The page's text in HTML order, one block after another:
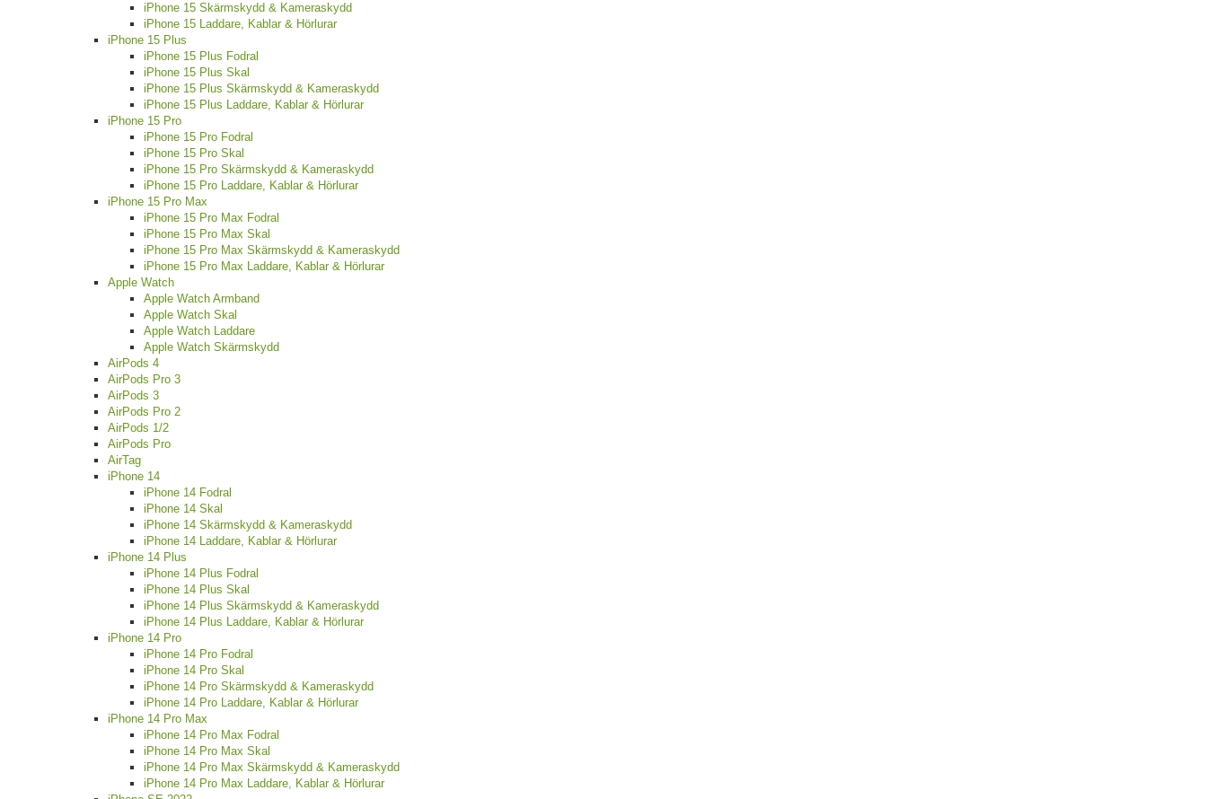
iPhone 15 Skärmskydd & Kameraskydd
iPhone 15 Laddare, Kablar & Hörlurar
iPhone 15 Plus
iPhone 15 Plus Fodral
iPhone 15 Plus Skal
iPhone 15 Plus Skärmskydd & Kameraskydd
iPhone 15 Plus Laddare, Kablar & Hörlurar
iPhone 15 Pro
iPhone 15 Pro Fodral
iPhone 15 Pro Skal
iPhone 15 Pro Skärmskydd & Kameraskydd
iPhone 15 Pro Laddare, Kablar & Hörlurar
iPhone 15 Pro Max
iPhone 15 Pro Max Fodral
iPhone 15 Pro Max Skal
iPhone 15 Pro Max Skärmskydd & Kameraskydd
iPhone 15 Pro Max Laddare, Kablar & Hörlurar
Apple Watch
Apple Watch Armband
Apple Watch Skal
Apple Watch Laddare
Apple Watch Skärmskydd
AirPods 4
AirPods Pro 3
AirPods 3
AirPods Pro 2
AirPods 1/2
AirPods Pro
AirTag
iPhone 14
iPhone 14 Fodral
iPhone 14 Skal
iPhone 14 Skärmskydd & Kameraskydd
iPhone 14 Laddare, Kablar & Hörlurar
iPhone 14 Plus
iPhone 14 Plus Fodral
iPhone 14 Plus Skal
iPhone 14 Plus Skärmskydd & Kameraskydd
iPhone 14 Plus Laddare, Kablar & Hörlurar
iPhone 14 Pro
iPhone 14 Pro Fodral
iPhone 14 Pro Skal
iPhone 14 Pro Skärmskydd & Kameraskydd
iPhone 14 Pro Laddare, Kablar & Hörlurar
iPhone 14 Pro Max
iPhone 14 Pro Max Fodral
iPhone 14 Pro Max Skal
iPhone 14 Pro Max Skärmskydd & Kameraskydd
iPhone 14 Pro Max Laddare, Kablar & Hörlurar